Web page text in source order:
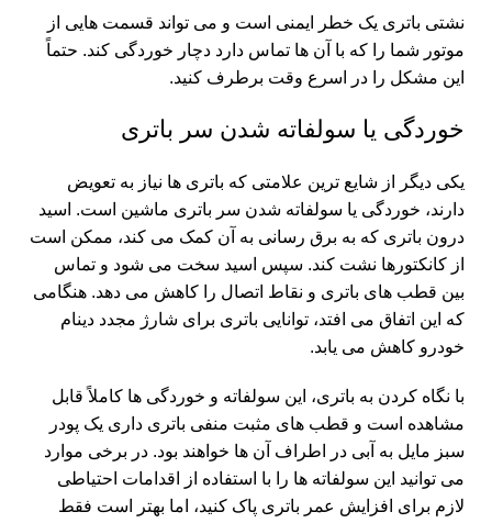
نشتی باتری یک خطر ایمنی است و می تواند قسمت هایی از
موتور شما را که با آن ها تماس دارد دچار خوردگی کند. حتماً
این مشکل را در اسرع وقت برطرف کنید.
خوردگی یا سولفاته شدن سر باتری
یکی دیگر از شایع ترین علامتی که باتری ها نیاز به تعویض
دارند، خوردگی یا سولفاته شدن سر باتری ماشین است. اسید
درون باتری که به برق رسانی به آن کمک می کند، ممکن است
از کانکتورها نشت کند. سپس اسید سخت می شود و تماس
بین قطب های باتری و نقاط اتصال را کاهش می دهد. هنگامی
که این اتفاق می افتد، توانایی باتری برای شارژ مجدد دینام
خودرو کاهش می یابد.
با نگاه کردن به باتری، این سولفاته و خوردگی ها کاملاً قابل
مشاهده است و قطب های مثبت منفی باتری داری یک پودر
سبز مایل به آبی در اطراف آن ها خواهند بود. در برخی موارد
می توانید این سولفاته ها را با استفاده از اقدامات احتیاطی
لازم برای افزایش عمر باتری پاک کنید، اما بهتر است فقط